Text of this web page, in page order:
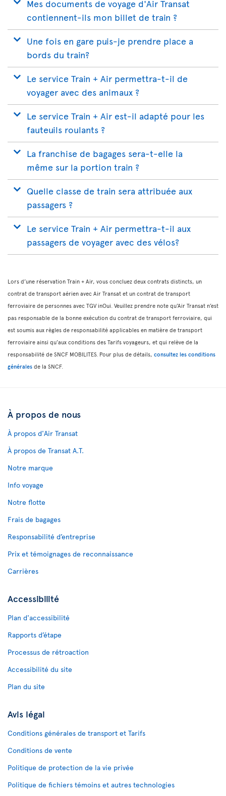
Mes documents de voyage d'Air Transat
contiennent-ils mon billet de train ?
Une fois en gare puis-je prendre place a
bords du train?
Le service Train + Air permettra-t-il de
voyager avec des animaux ?
Le service Train + Air est-il adapté pour les
fauteuils roulants ?
La franchise de bagages sera-t-elle la
même sur la portion train ?
Quelle classe de train sera attribuée aux
passagers ?
Le service Train + Air permettra-t-il aux
passagers de voyager avec des vélos?
Lors d’une réservation Train + Air, vous concluez deux contrats distincts, un
contrat de transport aérien avec Air Transat et un contrat de transport
ferroviaire de personnes avec TGV inOui. Veuillez prendre note qu’Air Transat n’est
pas responsable de la bonne exécution du contrat de transport ferroviaire, qui
est soumis aux règles de responsabilité applicables en matière de transport
ferroviaire ainsi qu’aux conditions des Tarifs voyageurs, et qui relève de la
responsabilité de SNCF MOBILITES. Pour plus de détails, consultez les conditions
générales de la SNCF.
À propos de nous
À propos d'Air Transat
À propos de Transat A.T.
Notre marque
Info voyage
Notre flotte
Frais de bagages
Responsabilité d’entreprise
Prix et témoignages de reconnaissance
Carrières
Accessibilité
Plan d'accessibilité
Rapports d’étape
Processus de rétroaction
Accessibilité du site
Plan du site
Avis légal
Conditions générales de transport et Tarifs
Conditions de vente
Politique de protection de la vie privée
Politique de fichiers témoins et autres technologies